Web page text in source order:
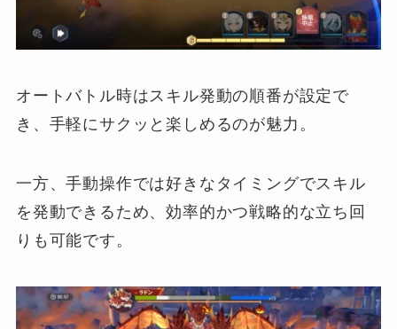
オートバトル時はスキル発動の順番が設定で
き、手軽にサクッと楽しめるのが魅力。
一方、手動操作では好きなタイミングでスキル
を発動できるため、効率的かつ戦略的な立ち回
りも可能です。